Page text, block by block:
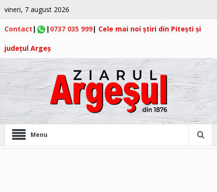
vineri, 7 august 2026
Contact | | 0737 035 999| Cele mai noi știri din Pitești și
județul Argeș
Menu